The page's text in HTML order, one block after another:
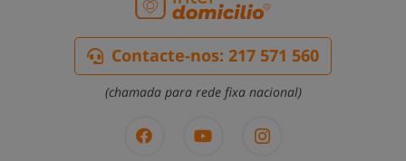
Contacte-nos: 217 571 560
(chamada para rede fixa nacional)